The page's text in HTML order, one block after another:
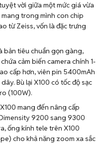
vời giữa một mức giá vừa
trong mình con chip
từ Zeiss, vốn là đặc trưng
bản tiêu chuẩn gọn gàng,
cảm biến camera chính 1-
cấp hơn, viên pin 5400mAh
Bù lại X100 có tốc độ sạc
(100W).
X100 mang đến nâng cấp
9200 sang 9300
ống kính tele trên X100
cho khả năng zoom xa sắc